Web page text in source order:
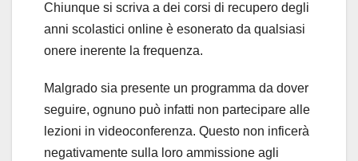
Chiunque si scriva a dei corsi di recupero degli
anni scolastici online è esonerato da qualsiasi
onere inerente la frequenza.
Malgrado sia presente un programma da dover
seguire, ognuno può infatti non partecipare alle
lezioni in videoconferenza. Questo non inficerà
negativamente sulla loro ammissione agli